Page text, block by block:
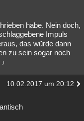
habe. Nein doch,
Impuls
das würde dann
zu sein sogar noch
)
10.02.2017 um 20:12